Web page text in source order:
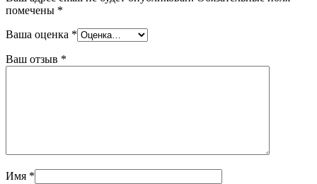
помечены *
Ваша оценка *
Ваш отзыв *
Имя *